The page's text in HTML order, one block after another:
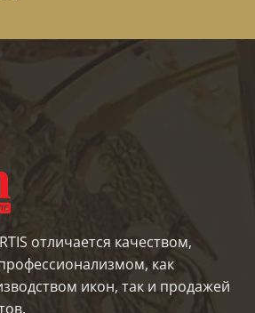
отличается качеством,
как
икон, так и продажей